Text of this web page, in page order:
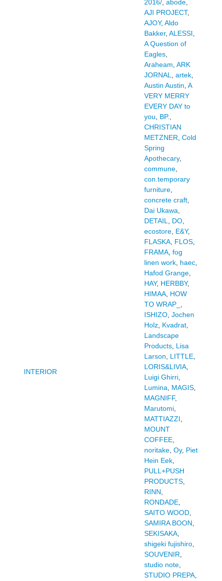
INTERIOR
2016/, abode,
AJI PROJECT,
AJOY, Aldo
Bakker, ALESSI
A Question of
Eagles,
Araheam ARK
JORNAL
artek,
Austin Austin A
VERY MERRY
EVERY DAY to
you
BP.
CHRISTIAN
METZNER Cold
Spring
Apothecary,
commune,
con.temporary
furniture,
concrete craft,
Dai Ukawa
DETAIL
DO,
ecostore, E&Y,
FLASKA, FLOS,
FRAMA, fog
linen work, haec,
Hafod Grange,
HAY, HERBBY,
HIMAA, HOW
TO WRAP_
ISHIZO, Jochen
Holz, Kvadrat,
Landscape
Products, Lisa
Larson
LITTLE,
LORIS&LIVIA,
Luigi Ghirri,
Lumina
MAGIS,
MAGNIFF,
Marutomi,
MATTIAZZI
MOUNT
COFFEE,
noritake, Oy, Piet
Hein Eek,
PULL+PUSH
PRODUCTS,
RINN
RONDADE,
SAITO WOOD,
SAMIRA BOON
SEKISAKA,
shigeki fujishiro,
SOUVENIR
studio note,
STUDIO PREPA,